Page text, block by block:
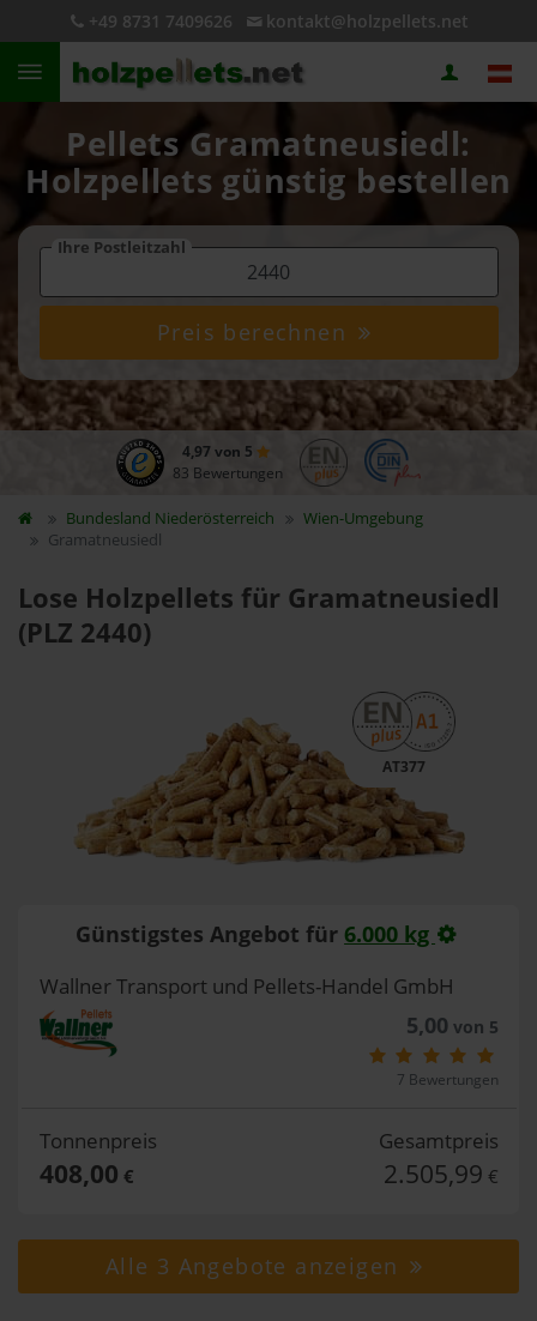
+49 8731 7409626 kontakt@holzpellets.net
Pellets Gramatneusiedl:
Holzpellets günstig bestellen
Ihre Postleitzahl
Preis berechnen
4,97 von 5
83 Bewertungen
Bundesland Niederösterreich
Wien-Umgebung
Gramatneusiedl
Lose Holzpellets für Gramatneusiedl
(PLZ 2440)
AT377
Günstigstes Angebot für 6.000 kg
Wallner Transport und Pellets-Handel GmbH
5,00 von 5
7 Bewertungen
Tonnenpreis
408,00 €
Gesamtpreis
2.505,99 €
Alle 3 Angebote anzeigen